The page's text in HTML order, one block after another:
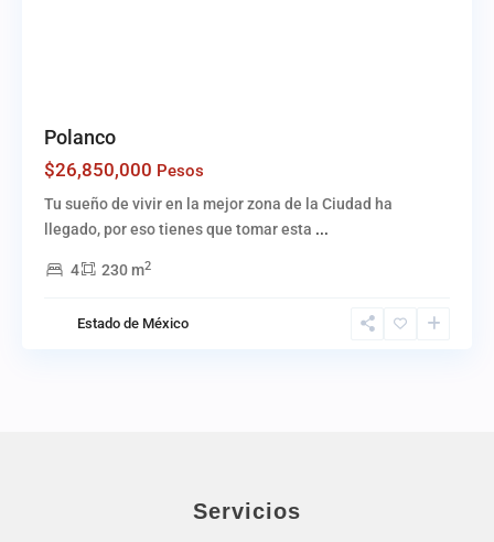
Polanco
$26,850,000 Pesos
Tu sueño de vivir en la mejor zona de la Ciudad ha
llegado, por eso tienes que tomar esta ...
4 230 m2
Estado de México
Servicios